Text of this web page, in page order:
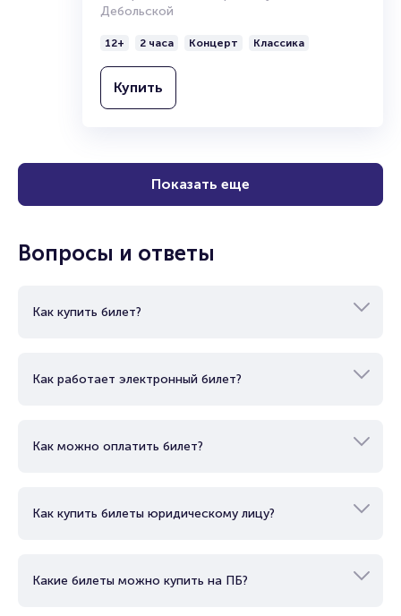
Дебольской
12+ 2 часа Концерт Классика
Купить
Показать еще
Вопросы и ответы
Как купить билет?
Как работает электронный билет?
Как можно оплатить билет?
Как купить билеты юридическому лицу?
Какие билеты можно купить на ПБ?